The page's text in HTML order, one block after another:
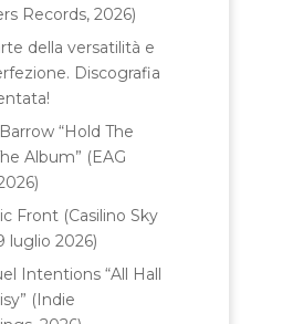
Records, 2026)
della versatilità e
Discografia
“Hold The
Album” (EAG
Front (Casilino Sky
luglio 2026)
Intentions “All Hall
(Indie